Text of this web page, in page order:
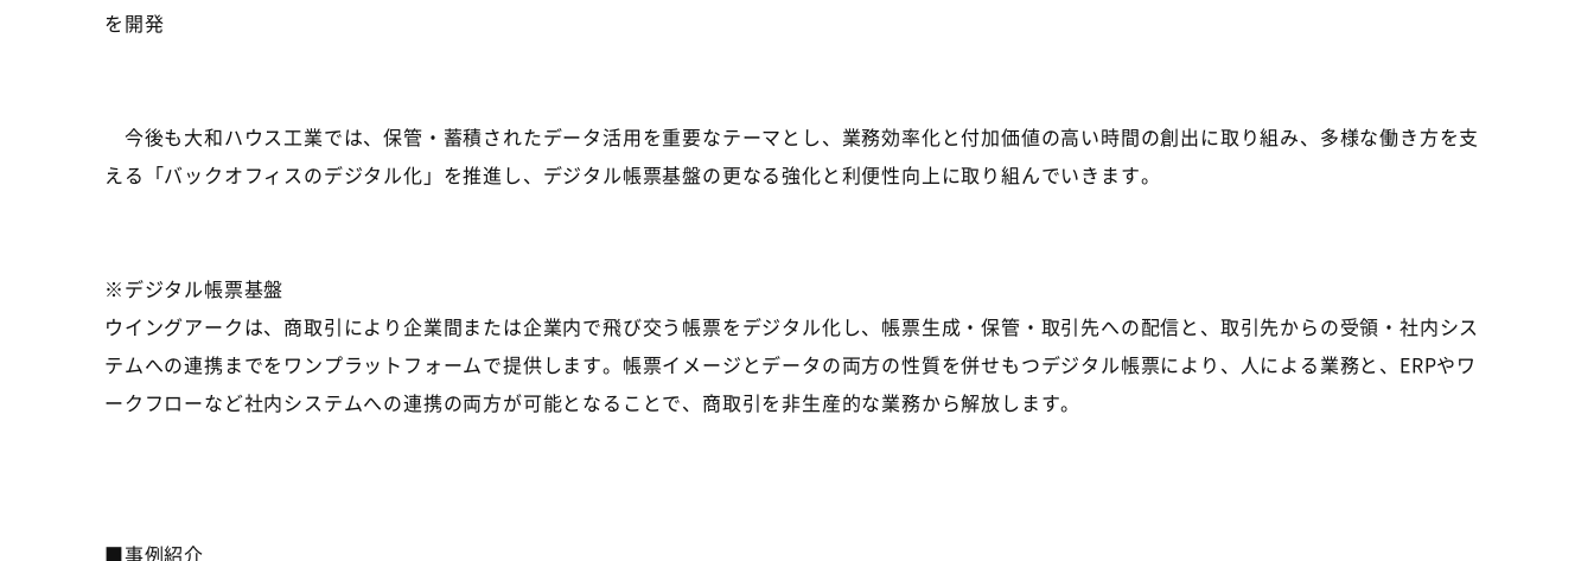
を開発
今後も大和ハウス工業では、保管・蓄積されたデータ活用を重要なテーマとし、業務効率化と付加価値の高い時間の創出に取り組み、多様な働き方を支
える「バックオフィスのデジタル化」を推進し、デジタル帳票基盤の更なる強化と利便性向上に取り組んでいきます。
※デジタル帳票基盤
ウイングアークは、商取引により企業間または企業内で飛び交う帳票をデジタル化し、帳票生成・保管・取引先への配信と、取引先からの受領・社内シス
テムへの連携までをワンプラットフォームで提供します。帳票イメージとデータの両方の性質を併せもつデジタル帳票により、人による業務と、 ERPやワ
ークフローなど社内システムへの連携の両方が可能となることで、商取引を非生産的な業務から解放します。
■事例紹介